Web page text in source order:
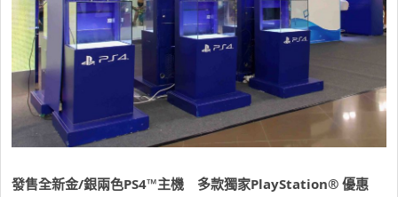
發售全新金/銀兩色PS4™主機 多款獨家PlayStation® 優惠